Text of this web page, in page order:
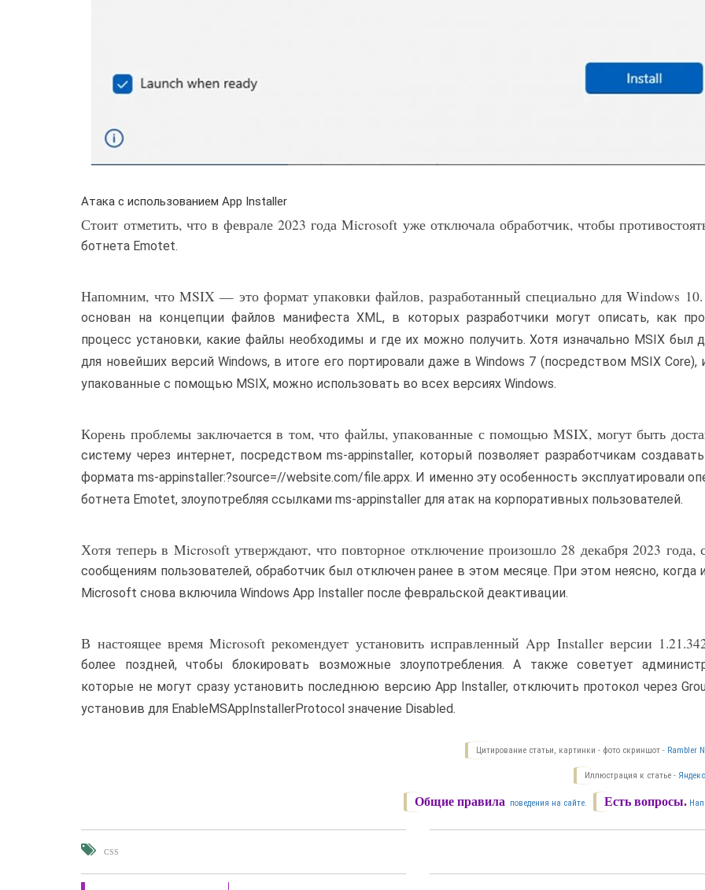
Атака с использованием App Installer
Стоит отметить, что в феврале 2023 года Microsoft уже отключала обработчик, чтобы
ботнета Emotet.
Напомним, что MSIX — это формат упаковки файлов, разработанный специально для Windows
основан на концепции файлов манифеста XML, в которых разработчики могут описать, как
процесс установки, какие файлы необходимы и где их можно получить. Хотя изначально MSIX был
для новейших версий Windows, в итоге его портировали даже в Windows 7 (посредством MSIX Core),
упакованные с помощью MSIX, можно использовать во всех версиях Windows.
Корень проблемы заключается в том, что файлы, упакованные с помощью MSIX, могут быть
систему через интернет, посредством ms-appinstaller, который позволяет разработчикам
формата ms-appinstaller:?source=//website.com/file.appx. И именно эту особенность эксплуатировали
ботнета Emotet, злоупотребляя ссылками ms-appinstaller для атак на корпоративных пользователей.
Хотя теперь в Microsoft утверждают, что повторное отключение произошло 28 декабря 2023 года,
сообщениям пользователей, обработчик был отключен ранее в этом месяце. При этом неясно, когда
Microsoft снова включила Windows App Installer после февральской деактивации.
В настоящее время Microsoft рекомендует установить исправленный App Installer версии
более поздней, чтобы блокировать возможные злоупотребления. А также советует
которые не могут сразу установить последнюю версию App Installer, отключить протокол через
установив для EnableMSAppInstallerProtocol значение Disabled.
Цитирование статьи, картинки - фото скриншот - Rambler
Иллюстрация к статье -
Есть вопросы.
Общие правила поведения на сайте.
CSS